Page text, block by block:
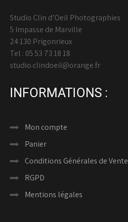
Studio Clin d’Oeil Photographies
5 Impasse de Marville
24 130 Prigonrieux
Tel : 05 53 73 18 18
studio.clindoeil@orange.fr
INFORMATIONS :
Mon compte
Panier
Conditions Générales de Vente
RGPD
Mentions légales